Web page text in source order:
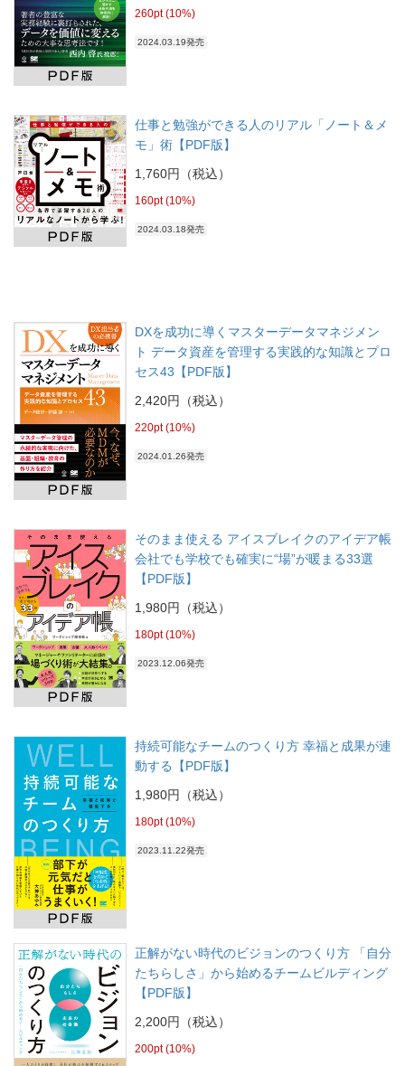
260pt (10%)
2024.03.19発売
仕事と勉強ができる人のリアル「ノート＆メ
モ」術【PDF版】
1,760円（税込）
160pt (10%)
2024.03.18発売
DXを成功に導くマスターデータマネジメン
ト データ資産を管理する実践的な知識とプロ
セス43【PDF版】
2,420円（税込）
220pt (10%)
2024.01.26発売
そのまま使える アイスブレイクのアイデア帳
会社でも学校でも確実に“場”が暖まる33選
【PDF版】
1,980円（税込）
180pt (10%)
2023.12.06発売
持続可能なチームのつくり方 幸福と成果が連
動する【PDF版】
1,980円（税込）
180pt (10%)
2023.11.22発売
正解がない時代のビジョンのつくり方 「自分
たちらしさ」から始めるチームビルディング
【PDF版】
2,200円（税込）
200pt (10%)